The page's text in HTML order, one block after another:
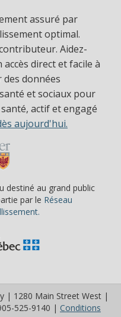
assuré par
optimal.
Aidez-
direct et facile à
données
et sociaux pour
actif et engagé
aujourd'hui.
destiné au grand public
par le Réseau
| 1280 Main Street West |
525-9140 | Conditions